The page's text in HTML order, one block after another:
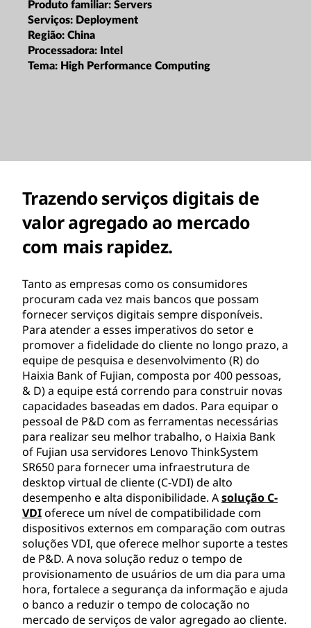
Produto familiar: Servers
Serviços: Deployment
Região: China
Processadora: Intel
Tema: High Performance Computing
Trazendo serviços digitais de
valor agregado ao mercado
com mais rapidez.
Tanto as empresas como os consumidores
procuram cada vez mais bancos que possam
fornecer serviços digitais sempre disponíveis.
Para atender a esses imperativos do setor e
promover a fidelidade do cliente no longo prazo, a
equipe de pesquisa e desenvolvimento (R) do
Haixia Bank of Fujian, composta por 400 pessoas,
& D) a equipe está correndo para construir novas
capacidades baseadas em dados. Para equipar o
pessoal de P&D com as ferramentas necessárias
para realizar seu melhor trabalho, o Haixia Bank
of Fujian usa servidores Lenovo ThinkSystem
SR650 para fornecer uma infraestrutura de
desktop virtual de cliente (C-VDI) de alto
desempenho e alta disponibilidade. Asolução C-
VDIoferece um nível de compatibilidade com
dispositivos externos em comparação com outras
soluções VDI, que oferece melhor suporte a testes
de P&D. A nova solução reduz o tempo de
provisionamento de usuários de um dia para uma
hora, fortalece a segurança da informação e ajuda
o banco a reduzir o tempo de colocação no
mercado de serviços de valor agregado ao cliente.